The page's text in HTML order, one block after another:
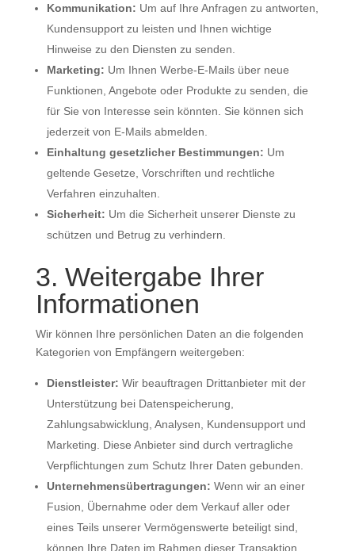
Kommunikation: Um auf Ihre Anfragen zu antworten,
Kundensupport zu leisten und Ihnen wichtige
Hinweise zu den Diensten zu senden.
Marketing: Um Ihnen Werbe-E-Mails über neue
Funktionen, Angebote oder Produkte zu senden, die
für Sie von Interesse sein könnten. Sie können sich
jederzeit von E-Mails abmelden.
Einhaltung gesetzlicher Bestimmungen: Um
geltende Gesetze, Vorschriften und rechtliche
Verfahren einzuhalten.
Sicherheit: Um die Sicherheit unserer Dienste zu
schützen und Betrug zu verhindern.
3. Weitergabe Ihrer
Informationen
Wir können Ihre persönlichen Daten an die folgenden
Kategorien von Empfängern weitergeben:
Dienstleister: Wir beauftragen Drittanbieter mit der
Unterstützung bei Datenspeicherung,
Zahlungsabwicklung, Analysen, Kundensupport und
Marketing. Diese Anbieter sind durch vertragliche
Verpflichtungen zum Schutz Ihrer Daten gebunden.
Unternehmensübertragungen: Wenn wir an einer
Fusion, Übernahme oder dem Verkauf aller oder
eines Teils unserer Vermögenswerte beteiligt sind,
können Ihre Daten im Rahmen dieser Transaktion